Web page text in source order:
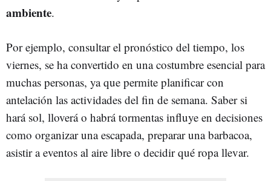
ambiente.
Por ejemplo, consultar el pronóstico del tiempo, los
viernes, se ha convertido en una costumbre esencial para
muchas personas, ya que permite planificar con
antelación las actividades del fin de semana. Saber si
hará sol, lloverá o habrá tormentas influye en decisiones
como organizar una escapada, preparar una barbacoa,
asistir a eventos al aire libre o decidir qué ropa llevar.